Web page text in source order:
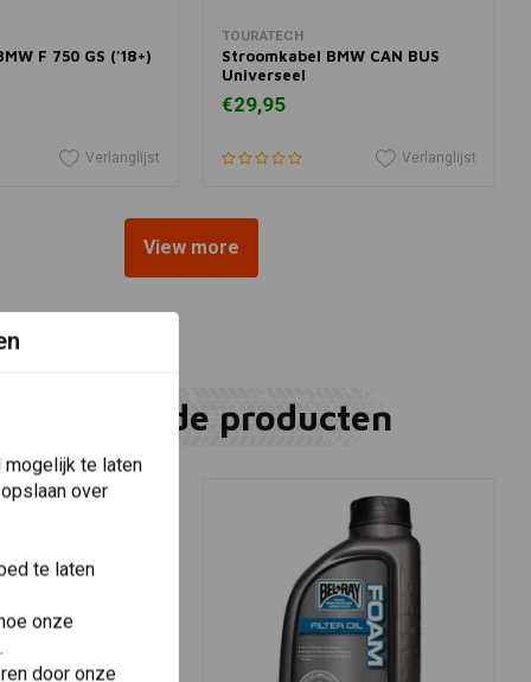
F 750 GS ('18+)
Verlanglijst
In winkelwagen
TOURATECH
Stroomkabel BMW CAN BUS
Universeel
€29,95
Verlanglijst
View more
Gerelateerde producten
mogelijk te laten
over
te laten
onze
door onze